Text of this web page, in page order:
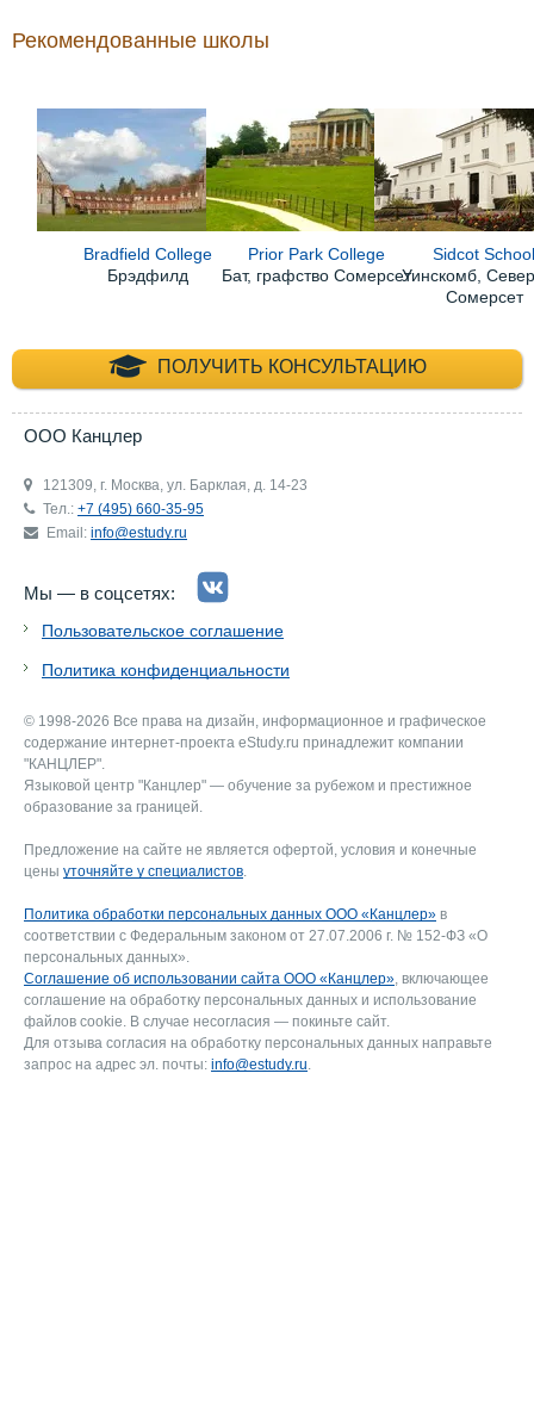
Рекомендованные школы
Bradfield College
Брэдфилд
Prior Park College
Бат, графство Сомерсет
Sidcot
Уинскомб,
Сомерсет
ПОЛУЧИТЬ КОНСУЛЬТАЦИЮ
+7 (495) 660-35-
ООО Канцлер
121309, г. Москва, ул. Барклая, д. 14-23
Тел.: +7 (495) 660-35-95
Email: info@estudy.ru
Мы — в соцсетях:
Пользовательское соглашение
Политика конфиденциальности
© 1998-2026 Все права на дизайн, информационное и графическое
содержание интернет-проекта eStudy.ru принадлежит компании
"КАНЦЛЕР".
Языковой центр "Канцлер" — обучение за рубежом и престижное
образование за границей.
Предложение на сайте не является офертой, условия и конечные
цены уточняйте у специалистов.
Политика обработки персональных данных ООО «Канцлер» в
соответствии с Федеральным законом от 27.07.2006 г. № 152-ФЗ «О
персональных данных».
Соглашение об использовании сайта ООО «Канцлер», включающее
соглашение на обработку персональных данных и использование
файлов cookie. В случае несогласия — покиньте сайт.
Для отзыва согласия на обработку персональных данных направьте
запрос на адрес эл. почты: info@estudy.ru.